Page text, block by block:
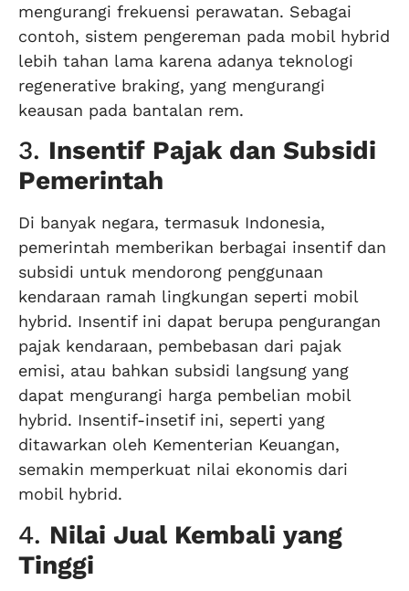
mengurangi frekuensi perawatan. Sebagai
contoh, sistem pengereman pada mobil hybrid
lebih tahan lama karena adanya teknologi
regenerative braking, yang mengurangi
keausan pada bantalan rem.
3. Insentif Pajak dan Subsidi
Pemerintah
Di banyak negara, termasuk Indonesia,
pemerintah memberikan berbagai insentif dan
subsidi untuk mendorong penggunaan
kendaraan ramah lingkungan seperti mobil
hybrid. Insentif ini dapat berupa pengurangan
pajak kendaraan, pembebasan dari pajak
emisi, atau bahkan subsidi langsung yang
dapat mengurangi harga pembelian mobil
hybrid. Insentif-insetif ini, seperti yang
ditawarkan oleh Kementerian Keuangan,
semakin memperkuat nilai ekonomis dari
mobil hybrid.
4. Nilai Jual Kembali yang
Tinggi